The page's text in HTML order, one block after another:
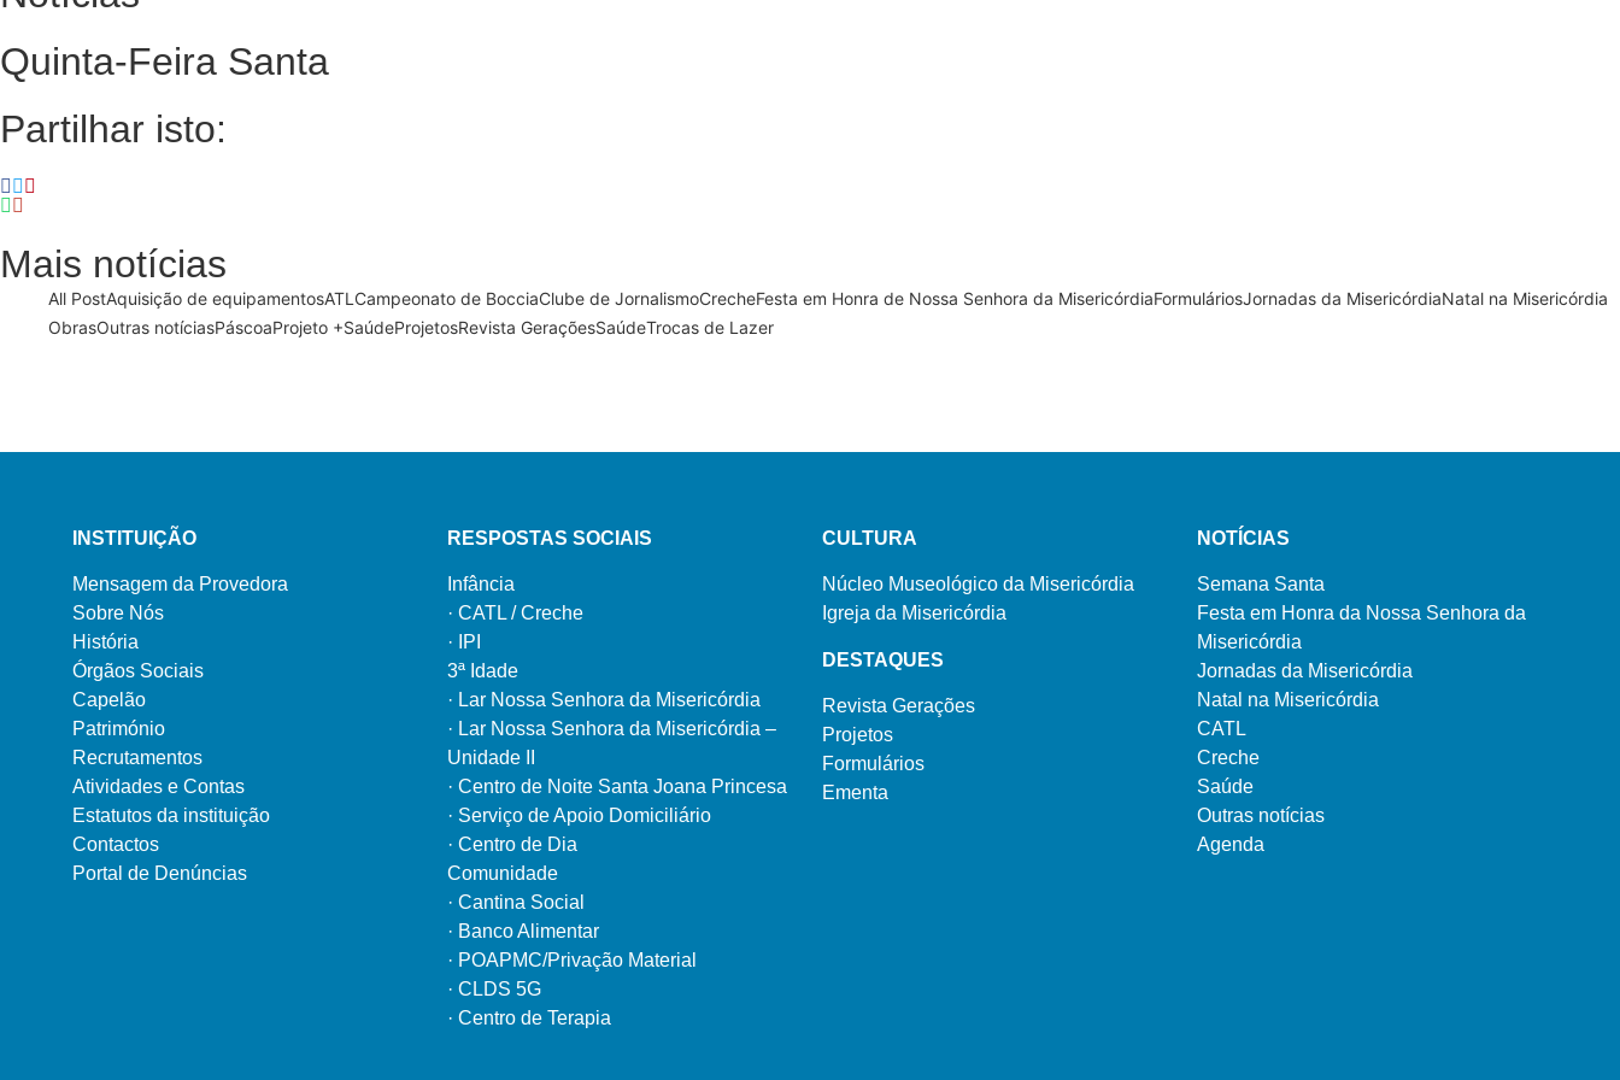
Quinta-Feira Santa
Partilhar isto:
Mais notícias
All PostAquisição de equipamentosATL Campeonato de BocciaClube de JornalismoCrecheFesta em Honra de Nossa Senhora da MisericórdiaFormuláriosJornadas da MisericórdiaNatal na Misericórdia
ObrasOutras notíciasPáscoaProjeto +SaúdeProjetosRevista GeraçõesSaúdeTrocas de Lazer
INSTITUIÇÃO
Mensagem da Provedora
Sobre Nós
História
Órgãos Sociais
Capelão
Património
Recrutamentos
Atividades e Contas
Estatutos da instituição
Contactos
Portal de Denúncias
RESPOSTAS SOCIAIS
Infância
· CATL / Creche
·
IPI
3ª Idade
· Lar Nossa Senhora da Misericórdia
· Lar Nossa Senhora da Misericórdia –
Unidade II
· Centro de Noite Santa Joana Princesa
· Serviço de Apoio Domiciliário
· Centro de Dia
Comunidade
· Cantina Social
· Banco Alimentar
· POAPMC/Privação Material
· CLDS 5G
· Centro de Terapia
CULTURA
Núcleo Museológico da Misericórdia
Igreja da Misericórdia
DESTAQUES
Revista Gerações
Projetos
Formulários
Ementa
NOTÍCIAS
Semana Santa
Festa em Honra da Nossa Senhora da
Misericórdia
Jornadas da Misericórdia
Natal na Misericórdia
CATL
Creche
Saúde
Outras notícias
Agenda